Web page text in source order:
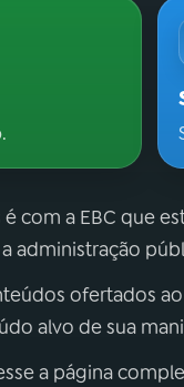
com a EBC que
administração
ofertados
alvo de sua
a página